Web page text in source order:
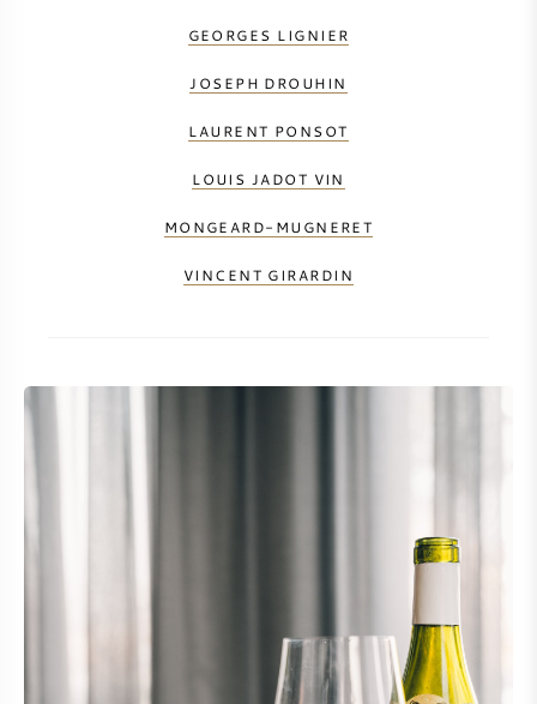
GEORGES LIGNIER
JOSEPH DROUHIN
LAURENT PONSOT
LOUIS JADOT VIN
MONGEARD-MUGNERET
VINCENT GIRARDIN